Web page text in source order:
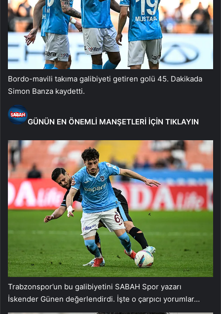
Bordo-mavili takıma galibiyeti getiren golü 45. Dakikada
Simon Banza kaydetti.
GÜNÜN EN ÖNEMLİ MANŞETLERİ İÇİN TIKLAYIN
Trabzonspor’un bu galibiyetini SABAH Spor yazarı
İskender Günen değerlendirdi. İşte o çarpıcı yorumlar…